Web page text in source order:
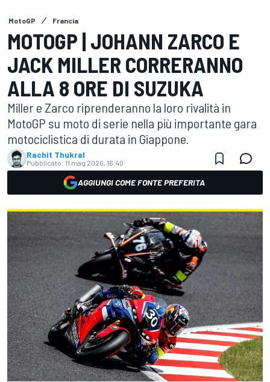
MotoGP Francia
MOTOGP | JOHANN ZARCO E
JACK MILLER CORRERANNO
ALLA 8 ORE DI SUZUKA
Miller e Zarco riprenderanno la loro rivalità in
MotoGP su moto di serie nella più importante gara
motociclistica di durata in Giappone.
Rachit Thukral
Pubblicato: 11 mag 2026, 16:40
AGGIUNGI COME FONTE PREFERITA